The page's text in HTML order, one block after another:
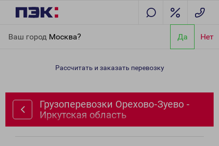
Ваш город Москва? Да Нет
Иркутская область
Рассчитать и заказать перевозку
Грузоперевозки Орехово-Зуево -
Иркутская область